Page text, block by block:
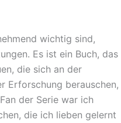
wichtig sind,
Es ist ein Buch, das
die sich an der
Erforschung berauschen,
der Serie war ich
die ich lieben gelernt